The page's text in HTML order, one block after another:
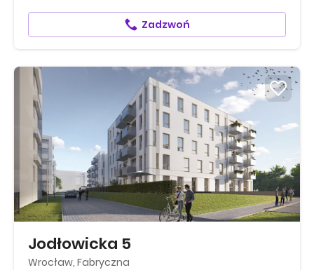
Zadzwoń
Jodłowicka 5
Wrocław, Fabryczna